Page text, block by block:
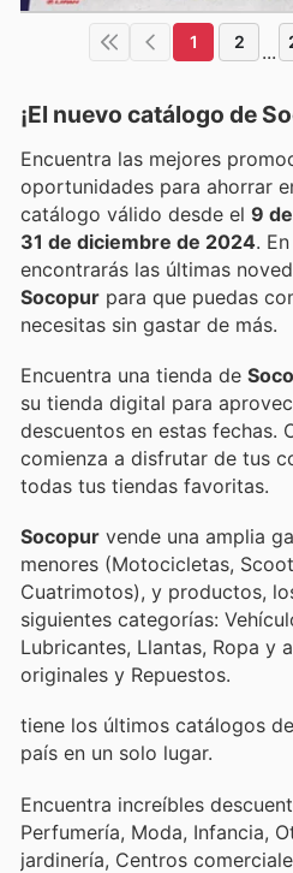
1 2 ...
¡El nuevo catálogo de
Encuentra las mejores
oportunidades para ahorrar
catálogo válido desde el 9
31 de diciembre de 2024 .
encontrarás las últimas
Socopur para que puedas
necesitas sin gastar de más.
Encuentra una tienda de
su tienda digital para
descuentos en estas fechas.
comienza a disfrutar de tus
todas tus tiendas favoritas.
Socopur vende una amplia
menores (Motocicletas,
Cuatrimotos), y productos,
siguientes categorías:
Lubricantes, Llantas, Ropa y
originales y Repuestos.
tiene los últimos catálogos
país en un solo lugar.
Encuentra increíbles
Perfumería, Moda, Infancia,
jardinería, Centros